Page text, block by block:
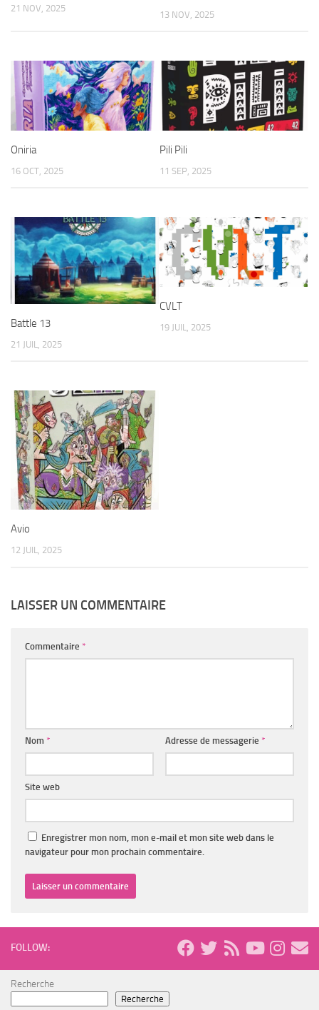
21 NOV, 2025
13 NOV, 2025
Oniria
16 OCT, 2025
Pili Pili
11 SEP, 2025
Battle 13
21 JUIL, 2025
CVLT
19 JUIL, 2025
Avio
12 JUIL, 2025
LAISSER UN COMMENTAIRE
Commentaire *
Nom * Adresse de messagerie *
Site web
Enregistrer mon nom, mon e-mail et mon site web dans le
navigateur pour mon prochain commentaire.
FOLLOW:
Recherche
Recherche